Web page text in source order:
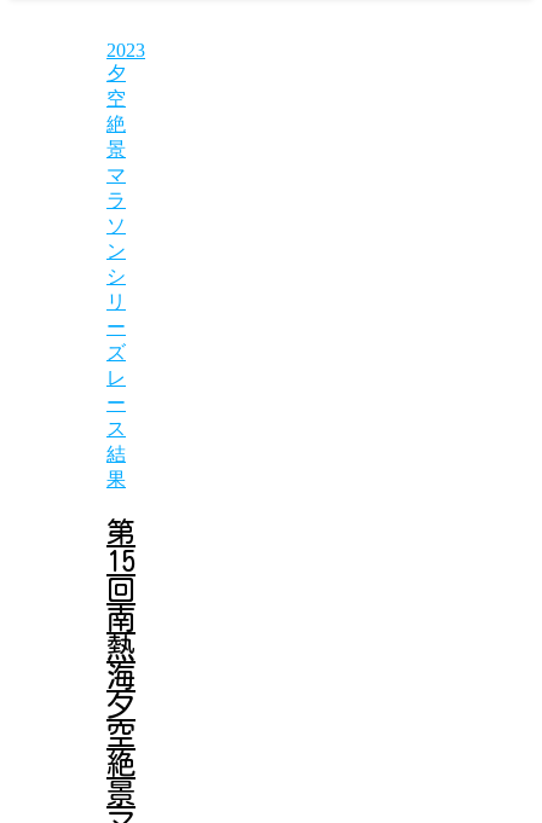
2023
夕
空
絶
景
マ
ラ
ソ
ン
シ
リ
ー
ズ
レ
ー
ス
結
果
第
15
回
南
熱
海
夕
空
絶
景